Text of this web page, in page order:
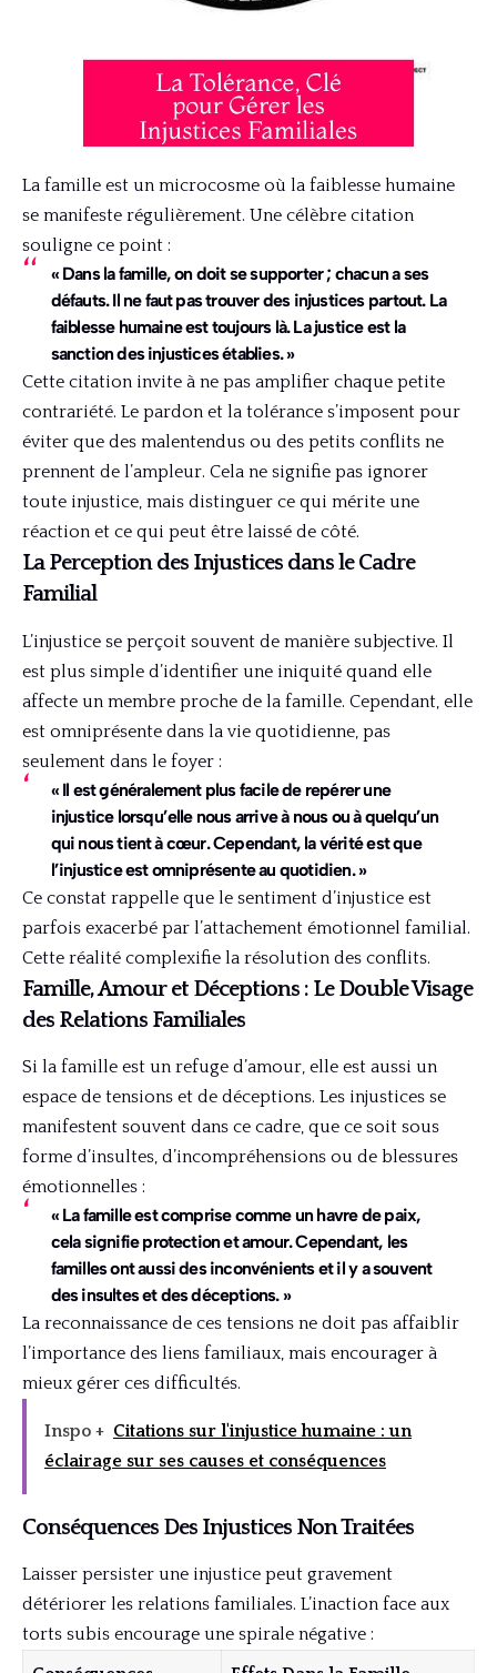
La famille est un microcosme où la faiblesse humaine
se manifeste régulièrement. Une célèbre citation
souligne ce point :
« Dans la famille, on doit se supporter ; chacun a ses
défauts. Il ne faut pas trouver des injustices partout. La
faiblesse humaine est toujours là. La justice est la
sanction des injustices établies. »
Cette citation invite à ne pas amplifier chaque petite
contrariété. Le pardon et la tolérance s’imposent pour
éviter que des malentendus ou des petits conflits ne
prennent de l’ampleur. Cela ne signifie pas ignorer
toute injustice, mais distinguer ce qui mérite une
réaction et ce qui peut être laissé de côté.
La Perception des Injustices dans le Cadre
Familial
L’injustice se perçoit souvent de manière subjective. Il
est plus simple d’identifier une iniquité quand elle
affecte un membre proche de la famille. Cependant, elle
est omniprésente dans la vie quotidienne, pas
seulement dans le foyer :
« Il est généralement plus facile de repérer une
injustice lorsqu’elle nous arrive à nous ou à quelqu’un
qui nous tient à cœur. Cependant, la vérité est que
l’injustice est omniprésente au quotidien. »
Ce constat rappelle que le sentiment d’injustice est
parfois exacerbé par l’attachement émotionnel familial.
Cette réalité complexifie la résolution des conflits.
Famille, Amour et Déceptions : Le Double Visage
des Relations Familiales
Si la famille est un refuge d’amour, elle est aussi un
espace de tensions et de déceptions. Les injustices se
manifestent souvent dans ce cadre, que ce soit sous
forme d’insultes, d’incompréhensions ou de blessures
émotionnelles :
« La famille est comprise comme un havre de paix,
cela signifie protection et amour. Cependant, les
familles ont aussi des inconvénients et il y a souvent
des insultes et des déceptions. »
La reconnaissance de ces tensions ne doit pas affaiblir
l’importance des liens familiaux, mais encourager à
mieux gérer ces difficultés.
Inspo + Citations sur l'injustice humaine : un
éclairage sur ses causes et conséquences
Conséquences Des Injustices Non Traitées
Laisser persister une injustice peut gravement
détériorer les relations familiales. L’inaction face aux
torts subis encourage une spirale négative :